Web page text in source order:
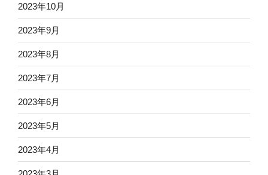
2023年10月
2023年9月
2023年8月
2023年7月
2023年6月
2023年5月
2023年4月